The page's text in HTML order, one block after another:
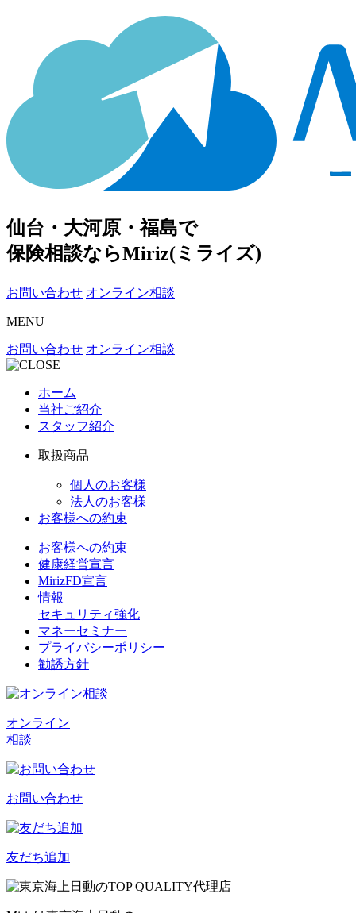
仙台・大河原・福島で
保険相談ならMiriz(ミライズ)
お問い合わせ オンライン相談
MENU
お問い合わせ オンライン相談
ホーム
当社ご紹介
スタッフ紹介
取扱商品
個人のお客様
法人のお客様
お客様への約束
お客様への約束
健康経営宣言
MirizFD宣言
情報
セキュリティ強化
マネーセミナー
プライバシーポリシー
勧誘方針
オンライン
相談
お問い合わせ
友だち追加